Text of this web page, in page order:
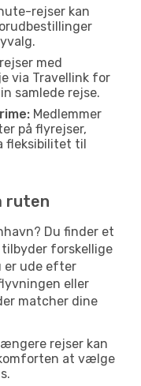
rejser kan
med
via Travellink for
samlede rejse.
Medlemmer
på flyrejser,
fleksibilitet til
ruten
Du finder et
forskellige
er ude efter
eller
matcher dine
rejser kan
at vælge